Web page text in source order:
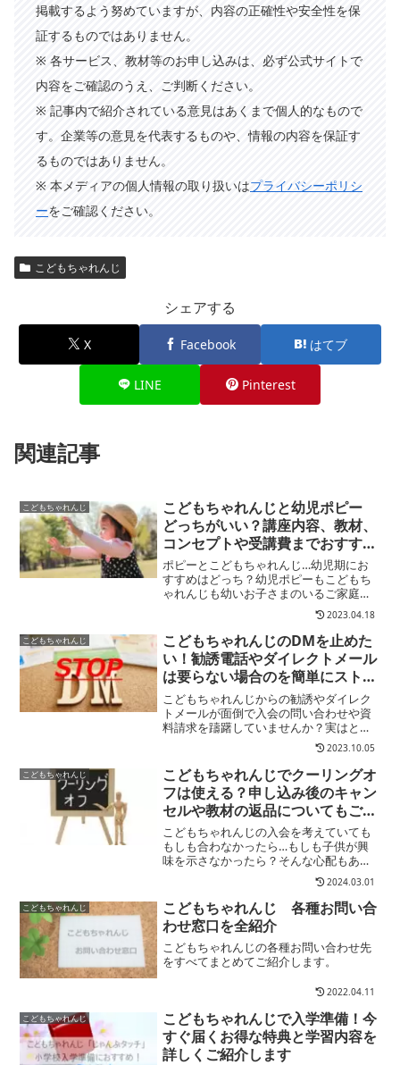
掲載するよう努めていますが、内容の正確性や安全性を保
証するものではありません。
※ 各サービス、教材等のお申し込みは、必ず公式サイトで
内容をご確認のうえ、ご判断ください。
※ 記事内で紹介されている意見はあくまで個人的なもので
す。企業等の意見を代表するものや、情報の内容を保証す
るものではありません。
※ 本メディアの個人情報の取り扱いはプライバシーポリシ
ーをご確認ください。
こどもちゃれんじ
シェアする
X Facebook はてブ
LINE Pinterest
関連記事
こどもちゃれんじ
こどもちゃれんじと幼児ポピー
どっちがいい？講座内容、教材、
コンセプトや受講費までおすすめ
タイプを徹底解析！
ポピーとこどもちゃれんじ…幼児期にお
すすめはどっち？幼児ポピーもこどもち
ゃれんじも幼いお子さまのいるご家庭に
高い支持を得ている良質な教材。どちら
が良いか迷うママも多いですよね？ここ
では幼児教育の中でも人気の高い「幼児
ポピー」と「こどもちゃれ...
2023.04.18
こどもちゃれんじ
こどもちゃれんじのDMを止めた
い！勧誘電話やダイレクトメール
は要らない場合のを簡単にストッ
プする2つの方法とは？
こどもちゃれんじからの勧誘やダイレク
トメールが面倒で入会の問い合わせや資
料請求を躊躇していませんか？実はとて
も簡単にDMなどは止めることができま
す！知っておけば安心して受講を検討で
きますよね？そんな方法をご紹介しま
す。
2023.10.05
こどもちゃれんじ
こどもちゃれんじでクーリングオ
フは使える？申し込み後のキャン
セルや教材の返品についてもご紹
介
こどもちゃれんじの入会を考えていても
もしも合わなかったら…もしも子供が興
味を示さなかったら？そんな心配もあり
ますよね？そこでここでは、の入会申し
込み後のキャンセルやクーリングオフに
ついて解説します。＼入会金０円／成長
に合わせた教材が毎月届く...
2024.03.01
こどもちゃれんじ
こどもちゃれんじ 各種お問い合
わせ窓口を全紹介
こどもちゃれんじの各種お問い合わせ先
をすべてまとめてご紹介します。
2022.04.11
こどもちゃれんじ
こどもちゃれんじで入学準備！今
すぐ届くお得な特典と学習内容を
詳しくご紹介します